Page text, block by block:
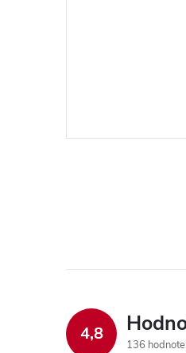
4,8
136